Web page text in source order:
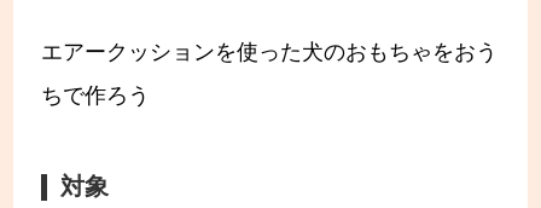
エアークッションを使った犬のおもちゃをおう
ちで作ろう
対象